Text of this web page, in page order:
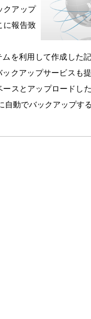
クアップ
に報告致
を利用して作成した
クアップサービスも
スとアップロードし
自動でバックアップす